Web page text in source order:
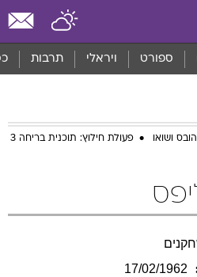
ספורט ויראלי תרבות
ושואו פעולת חילוץ: תוכנית בריחה 3
17/02/1962